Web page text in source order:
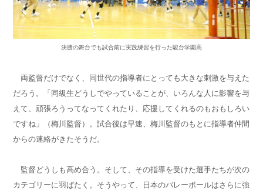
決勝の舞台でも試合前に実践練習を行った駿台学園高
両監督だけでなく、同世代の指導者にとっても大きな刺激を与えた
だろう。「同級生どうしでやっていることが、いろんな人に影響を与
えて、頑張ろうってなってくれたり、応援してくれるのもおもしろい
ですね」（梅川監督）。試合後は早速、梅川監督のもとに指導者仲間
からの連絡がきたそうだ。
監督どうしも高め合う。そして、その指導を受けた選手たちが次の
カテゴリーに羽ばたく。そうやって、日本のバレーボールはさらに強